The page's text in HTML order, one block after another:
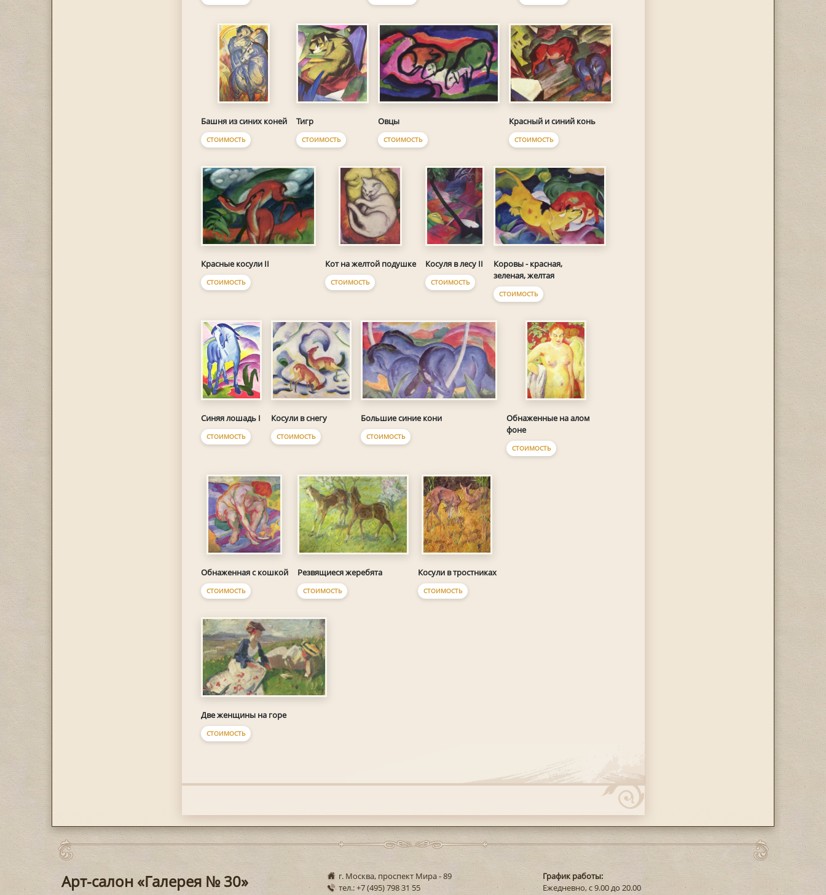
Башня из синих коней
СТОИМОСТЬ
Тигр
СТОИМОСТЬ
Овцы
СТОИМОСТЬ
Красный и синий конь
СТОИМОСТЬ
Красные косули II
СТОИМОСТЬ
Кот на желтой подушке
СТОИМОСТЬ
Косуля в лесу II
СТОИМОСТЬ
Коровы - красная,
зеленая, желтая
СТОИМОСТЬ
Синяя лошадь I
СТОИМОСТЬ
Косули в снегу
СТОИМОСТЬ
Большие синие кони
СТОИМОСТЬ
Обнаженные на алом
фоне
СТОИМОСТЬ
Обнаженная с кошкой
СТОИМОСТЬ
Резвящиеся жеребята
СТОИМОСТЬ
Косули в тростниках
СТОИМОСТЬ
Две женщины на горе
СТОИМОСТЬ
Арт-салон «Галерея № 30»
г. Москва, проспект Мира - 89
тел.: +7 (495) 798 31 55
График работы:
Ежедневно, с 9.00 до 20.00